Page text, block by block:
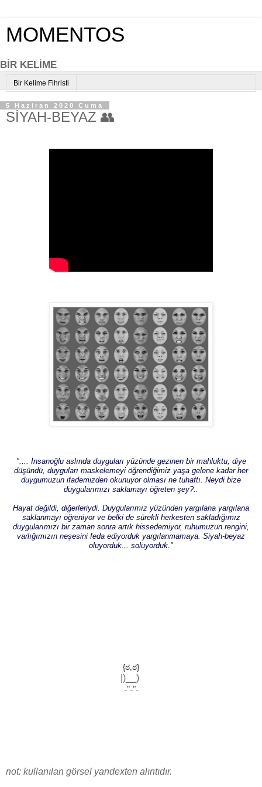
MOMENTOS
BİR KELİME
Bir Kelime Fihristi
5 Haziran 2020 Cuma
SİYAH-BEYAZ 👥
".... İnsanoğlu aslında duyguları yüzünde gezinen bir mahluktu, diye
düşündü, duyguları maskelemeyi öğrendiğimiz yaşa gelene kadar her
duygumuzun ifademizden okunuyor olması ne tuhaftı. Neydi bize
duygularımızı saklamayı öğreten şey?..
Hayat değildi, diğerleriydi. Duygularımız yüzünden yargılana yargılana
saklanmayı öğreniyor ve belki de sürekli herkesten sakladığımız
duygularımızı bir zaman sonra artık hissedemiyor, ruhumuzun rengini,
varlığımızın neşesini feda ediyorduk yargılanmamaya. Siyah-beyaz
oluyorduk... soluyorduk."
{ಠ,ಠ}
|)__)
-”-”-
not: kullanılan görsel yandexten alıntıdır.